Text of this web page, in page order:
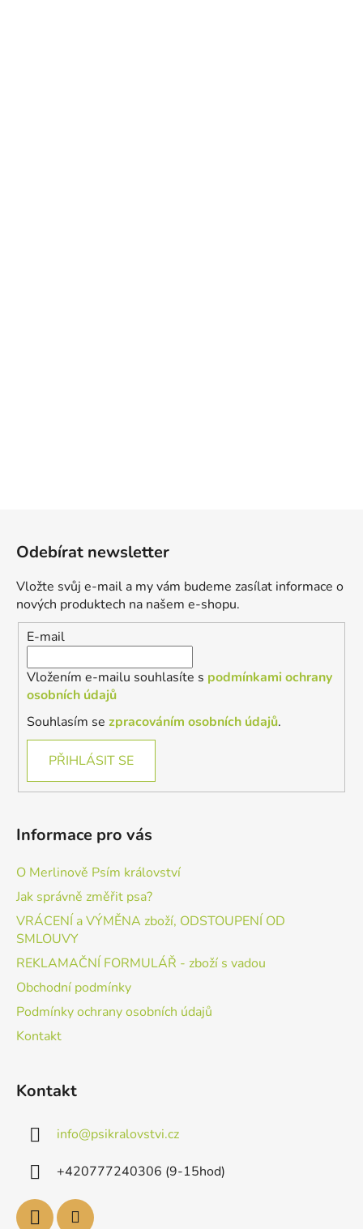
Odebírat newsletter
Vložte svůj e-mail a my vám budeme zasílat informace o
nových produktech na našem e-shopu.
E-mail
Vložením e-mailu souhlasíte s podmínkami ochrany
osobních údajů
Souhlasím se zpracováním osobních údajů.
PŘIHLÁSIT SE
Informace pro vás
O Merlinově Psím království
Jak správně změřit psa?
VRÁCENÍ a VÝMĚNA zboží, ODSTOUPENÍ OD
SMLOUVY
REKLAMAČNÍ FORMULÁŘ - zboží s vadou
Obchodní podmínky
Podmínky ochrany osobních údajů
Kontakt
Kontakt
info@psikralovstvi.cz
+420777240306 (9-15hod)